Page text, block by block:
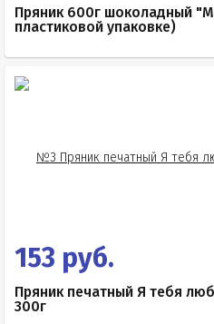
Пряник 600г шоколадный
пластиковой упаковке)
153 руб.
Пряник печатный Я тебя
300г